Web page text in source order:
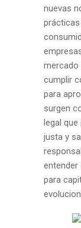
nuevas
mercado
cumplir
para
surgen
legal
justa y
entender
para